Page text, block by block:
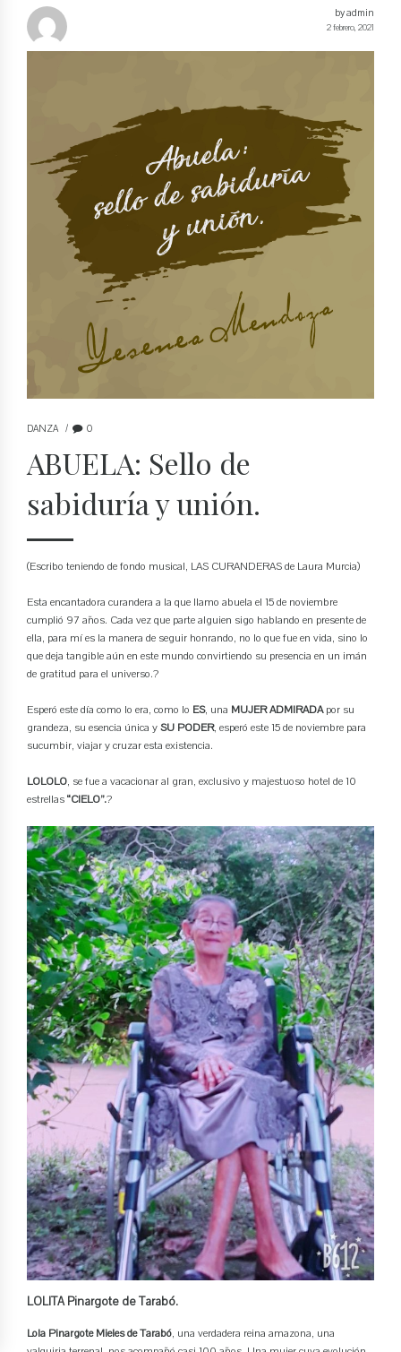
by admin
2 febrero, 2021
DANZA 0
ABUELA: Sello de
sabiduría y unión.
(Escribo teniendo de fondo musical, LAS CURANDERAS de Laura Murcia)
Esta encantadora curandera a la que llamo abuela el 15 de noviembre
cumplió 97 años. Cada vez que parte alguien sigo hablando en presente de
ella, para mí es la manera de seguir honrando, no lo que fue en vida, sino lo
que deja tangible aún en este mundo convirtiendo su presencia en un imán
de gratitud para el universo.?
Esperó este día como lo era, como lo ES, una MUJER ADMIRADApor su
grandeza, su esencia única ySU PODER, esperó este 15 de noviembre para
sucumbir, viajar y cruzar esta existencia.
LOLOLO, se fue a vacacionar al gran, exclusivo y majestuoso hotel de 10
estrellas“CIELO”.?
LOLITA Pinargote de Tarabó.
Lola Pinargote Mieles de Tarabó, una verdadera reina amazona, una